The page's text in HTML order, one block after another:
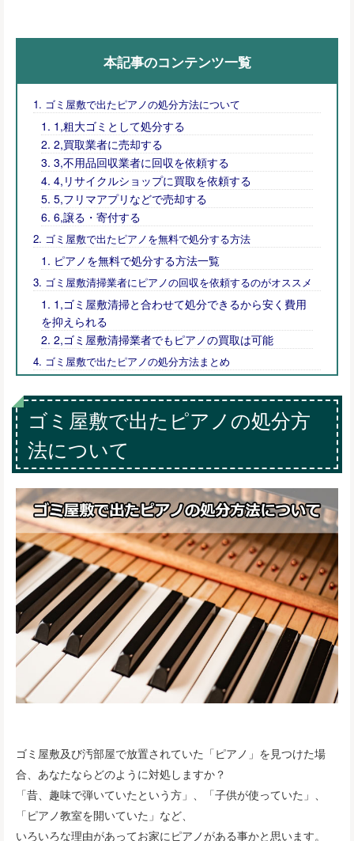
本記事のコンテンツ一覧
ゴミ屋敷で出たピアノの処分方法について
1,粗大ゴミとして処分する
2,買取業者に売却する
3,不用品回収業者に回収を依頼する
4,リサイクルショップに買取を依頼する
5,フリマアプリなどで売却する
6,譲る・寄付する
ゴミ屋敷で出たピアノを無料で処分する方法
ピアノを無料で処分する方法一覧
ゴミ屋敷清掃業者にピアノの回収を依頼するのがオススメ
1,ゴミ屋敷清掃と合わせて処分できるから安く費用
を抑えられる
2,ゴミ屋敷清掃業者でもピアノの買取は可能
ゴミ屋敷で出たピアノの処分方法まとめ
ゴミ屋敷で出たピアノの処分方
法について
ゴミ屋敷及び汚部屋で放置されていた「ピアノ」を見つけた場
合、あなたならどのように対処しますか？
「昔、趣味で弾いていたという方」、「子供が使っていた」、
「ピアノ教室を開いていた」など、
いろいろな理由があってお家にピアノがある事かと思います。